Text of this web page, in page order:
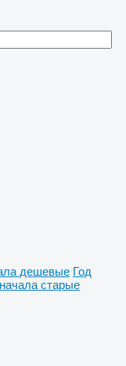
дешевые Год
старые